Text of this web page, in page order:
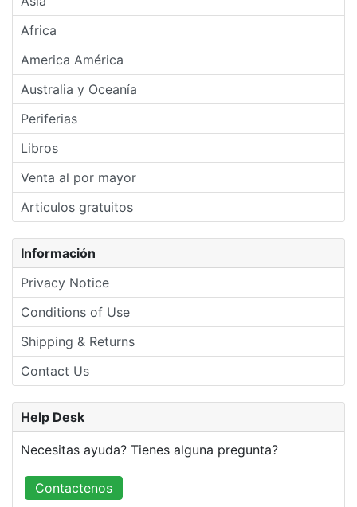
Africa
America América
Australia y Oceanía
Periferias
Libros
Venta al por mayor
Articulos gratuitos
Información
Privacy Notice
Conditions of Use
Shipping & Returns
Contact Us
Help Desk
Necesitas ayuda? Tienes alguna pregunta?
Contactenos